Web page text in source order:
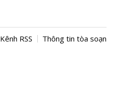
Kênh RSS Thông tin tòa soạn